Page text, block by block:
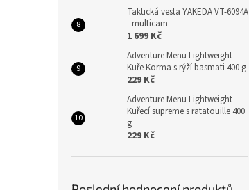
Taktická vesta YAKEDA VT-6094A
- multicam
1 699 Kč
Adventure Menu Lightweight
Kuře Korma s rýží basmati 400 g
229 Kč
Adventure Menu Lightweight
Kuřecí supreme s ratatouille 400
g
229 Kč